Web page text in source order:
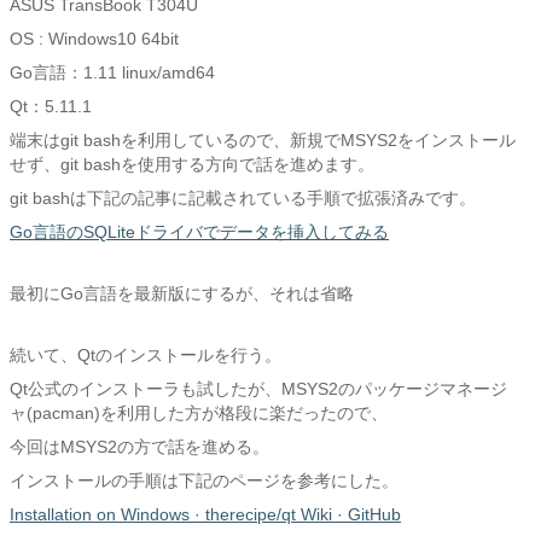
ASUS TransBook T304U
OS : Windows10 64bit
Go言語：1.11 linux/amd64
Qt：5.11.1
端末はgit bashを利用しているので、新規でMSYS2をインストール
せず、git bashを使用する方向で話を進めます。
git bashは下記の記事に記載されている手順で拡張済みです。
Go言語のSQLiteドライバでデータを挿入してみる
最初にGo言語を最新版にするが、それは省略
続いて、Qtのインストールを行う。
Qt公式のインストーラも試したが、MSYS2のパッケージマネージ
ャ(pacman)を利用した方が格段に楽だったので、
今回はMSYS2の方で話を進める。
インストールの手順は下記のページを参考にした。
Installation on Windows · therecipe/qt Wiki · GitHub